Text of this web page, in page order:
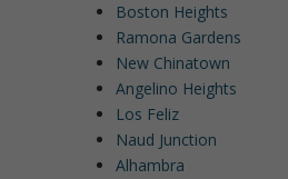
Boston Heights
Ramona Gardens
New Chinatown
Angelino Heights
Los Feliz
Naud Junction
Alhambra